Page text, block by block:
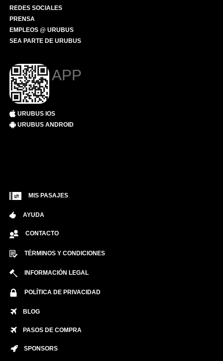
REDES SOCIALES
PRENSA
EMPLEOS @ URUBUS
SEA PARTE DE URUBUS
APP
URUBUS IOS
URUBUS ANDROID
MIS PASAJES
AYUDA
CONTACTO
TÉRMINOS Y CONDICIONES
INFORMACIÓN LEGAL
POLÍTICA DE PRIVACIDAD
BLOG
PASOS DE COMPRA
SPONSORS